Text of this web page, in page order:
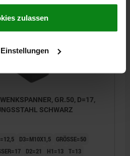
Richtlinien
|AGB
zulassen
GR.50, D=17,
SCHWARZ
D3=M10X1,5
GRÖSSE=50
D2=21 H1=13 T=13